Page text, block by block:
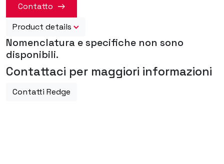
Contatto
Product details
Nomenclatura e specifiche non sono
disponibili.
Contattaci per maggiori informazioni
Contatti Redge